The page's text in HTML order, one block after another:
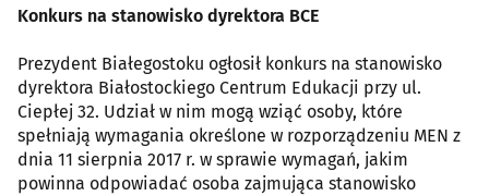
Konkurs na stanowisko dyrektora BCE
Prezydent Białegostoku ogłosił konkurs na stanowisko
dyrektora Białostockiego Centrum Edukacji przy ul.
Ciepłej 32. Udział w nim mogą wziąć osoby, które
spełniają wymagania określone w rozporządzeniu MEN z
dnia 11 sierpnia 2017 r. w sprawie wymagań, jakim
powinna odpowiadać osoba zajmująca stanowisko